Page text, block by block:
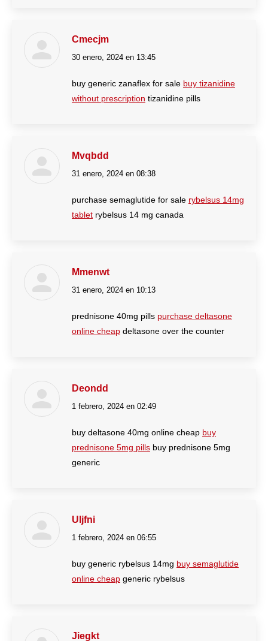
Cmecjm
dice:
30 enero, 2024 en 13:45
buy generic zanaflex for sale buy tizanidine
without prescription tizanidine pills
Mvqbdd
dice:
31 enero, 2024 en 08:38
purchase semaglutide for sale rybelsus 14mg
tablet rybelsus 14 mg canada
Mmenwt
dice:
31 enero, 2024 en 10:13
prednisone 40mg pills purchase deltasone
online cheap deltasone over the counter
Deondd
dice:
1 febrero, 2024 en 02:49
buy deltasone 40mg online cheap buy
prednisone 5mg pills buy prednisone 5mg
generic
Uljfni
dice:
1 febrero, 2024 en 06:55
buy generic rybelsus 14mg buy semaglutide
online cheap generic rybelsus
Jiegkt